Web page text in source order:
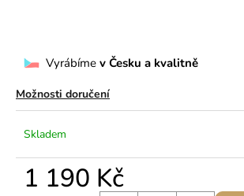
Vyrábíme v Česku a kvalitně
Možnosti doručení
Skladem
1 190 Kč